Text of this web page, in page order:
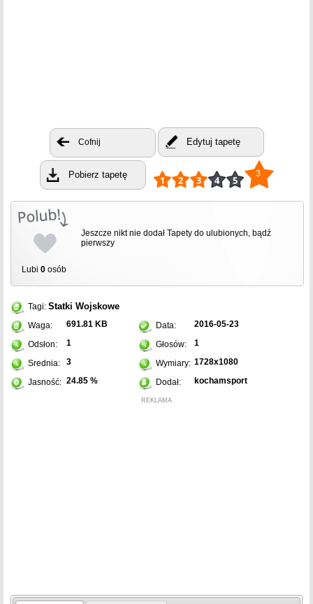
Cofnij Edytuj tapetę
Pobierz tapetę 3
Lubi 0 osób
Jeszcze nikt nie dodał Tapety do ulubionych, bądź
pierwszy
Tagi: Statki Wojskowe
Waga: 691.81 KB Data: 2016-05-23
Odsłon: 1 Głosów: 1
Srednia: 3 Wymiary: 1728x1080
Jasność: 24.85 % Dodał: kochamsport
REKLAMA